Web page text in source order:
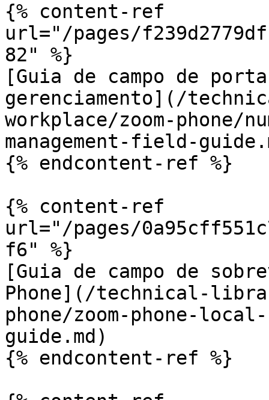
{% content-ref
url="/pages/
82" %}
[Guia de campo de
gerenciamento](/
workplace/zoom-phone/
management-field-
{% endcontent-ref %}
{% content-ref
url="/pages/
f6" %}
[Guia de campo de
Phone](/technical-
phone/zoom-phone-
guide.md)
{% endcontent-ref %}